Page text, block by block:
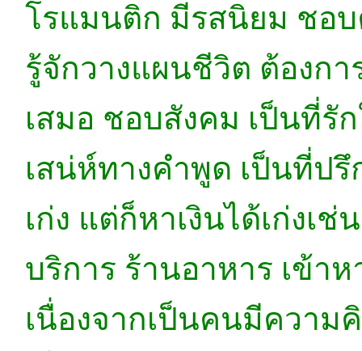
โรแมนติก มีรสนิยม ชอ
รู้จักวางแผนชีวิต ต้องก
เสมอ ชอบสังคม เป็นที่
เสน่ห์ทางคำพูด เป็นที่ปรึ
เก่ง แต่ก็หาเงินได้เก่งเ
บริการ ร้านอาหาร เข้า
เนื่องจากเป็นคนมีควา